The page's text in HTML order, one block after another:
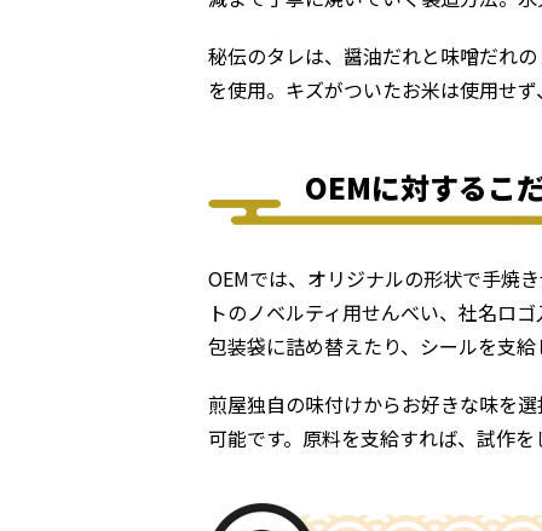
秘伝のタレは、醤油だれと味噌だれ
を使用。キズがついたお米は使用せ
OEMに対するこ
OEMでは、オリジナルの形状で手焼
トのノベルティ用せんべい、社名ロ
包装袋に詰め替えたり、シールを支
煎屋独自の味付けからお好きな味を
可能です。原料を支給すれば、試作